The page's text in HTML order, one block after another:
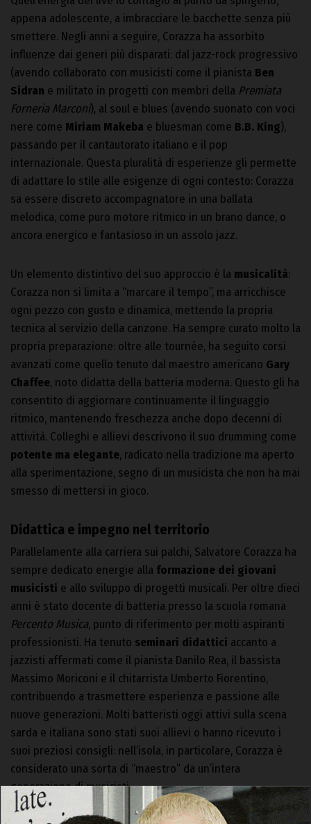
appena adolescente, a imbracciare le bacchette senza più
smettere. Negli anni a seguire, Corazza ha assorbito
influenze dai generi più disparati: dal jazz-rock progressivo
(avendo collaborato con musicisti come il pianista Ben
Sidran e militato in progetti con membri della Premiata
Forneria Marconi), al soul e blues (avendo suonato con voci
nere come Miriam Makeba e bluesman come B.B. King),
passando per il cantautorato italiano e il pop
internazionale. Questa pluralità di esperienze gli permette
di adattare lo stile alle esigenze di ogni contesto: Corazza
sa essere discreto accompagnatore in una ballata
melodica, come puro motore ritmico in un brano dance, o
ancora energico e fantasioso in un assolo jazz.
Un elemento distintivo del suo approccio è la musicalità:
Corazza non si limita a “marcare il tempo”, ma arricchisce
ogni pezzo con gusto e dinamica, mettendo la propria
tecnica al servizio della canzone. Ha sempre curato molto la
propria preparazione: oltre alle tournée, ha seguito corsi
avanzati come quello tenuto dal maestro americano Gary
Chaffee, noto didatta della batteria moderna. Questo gli ha
consentito di aggiornare continuamente il linguaggio
ritmico, mantenendo freschezza anche dopo decenni di
attività. Colleghi e allievi descrivono il suo drumming come
potente ma elegante, radicato nella tradizione ma aperto
alla sperimentazione, segno di un musicista che non ha mai
smesso di mettersi in gioco.
Didattica e impegno nel territorio
Parallelamente alla carriera sui palchi, Salvatore Corazza ha
sempre dedicato energie alla formazione dei giovani
musicisti e allo sviluppo di progetti musicali. Per oltre dieci
anni è stato docente di batteria presso la scuola romana
Percento Musica, punto di riferimento per molti aspiranti
professionisti. Ha tenuto seminari didattici accanto a
jazzisti affermati come il pianista Danilo Rea, il bassista
Massimo Moriconi e il chitarrista Umberto Fiorentino,
contribuendo a trasmettere esperienza e passione alle
nuove generazioni. Molti batteristi oggi attivi sulla scena
sarda e italiana sono stati suoi allievi o hanno ricevuto i
suoi preziosi consigli: nell’isola, in particolare, Corazza è
considerato una sorta di “maestro” da un’intera
generazione di musicisti.